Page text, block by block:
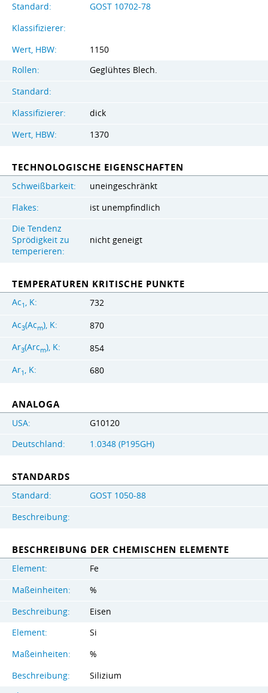
Standard:
GOST 10702-78
Klassifizierer:
Wert, HBW:
1150
Rollen:
Geglühtes Blech.
Standard:
Klassifizierer:
dick
Wert, HBW:
1370
TECHNOLOGISCHE EIGENSCHAFTEN
Schweißbarkeit:
uneingeschränkt
Flakes:
ist unempfindlich
Die Tendenz
Sprödigkeit zu
temperieren:
nicht geneigt
TEMPERATUREN KRITISCHE PUNKTE
Ac1 , K: 732
Ac3(Acm), K: 870
Ar3(Arcm), K: 854
Ar1 , K: 680
ANALOGA
USA:
G10120
Deutschland:
1.0348 (P195GH)
STANDARDS
Standard:
GOST 1050-88
Beschreibung:
BESCHREIBUNG DER CHEMISCHEN ELEMENTE
Element:
Fe
Maßeinheiten:
%
Beschreibung:
Eisen
Element:
Si
Maßeinheiten:
%
Beschreibung:
Silizium